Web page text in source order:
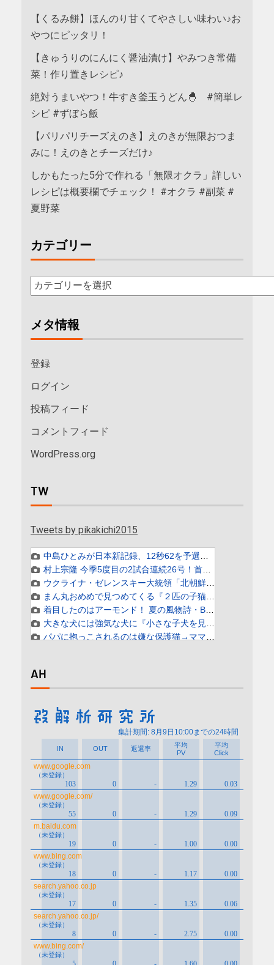
【くるみ餅】ほんのり甘くてやさしい味わい♪お
やつにピッタリ！
【きゅうりのにんにく醤油漬け】やみつき常備
菜！作り置きレシピ♪
絶対うまいやつ！牛すき釜玉うどん🐣 #簡単レ
シピ #ずぼら飯
【パリパリチーズえのき】えのきが無限おつま
みに！えのきとチーズだけ♪
しかもたった5分で作れる「無限オクラ」詳しい
レシピは概要欄でチェック！ #オクラ #副菜 #
夏野菜
カテゴリー
メタ情報
登録
ログイン
投稿フィード
コメントフィード
WordPress.org
TW
Tweets by pikakichi2015
AH